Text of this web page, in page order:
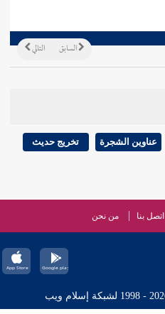
التالي السابق
عناوين الشجرة تخريج حديث
اتصل بنا من نحن